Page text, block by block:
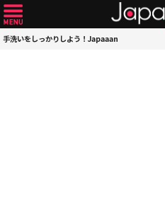
手洗いをしっかりしよう！Japaaan